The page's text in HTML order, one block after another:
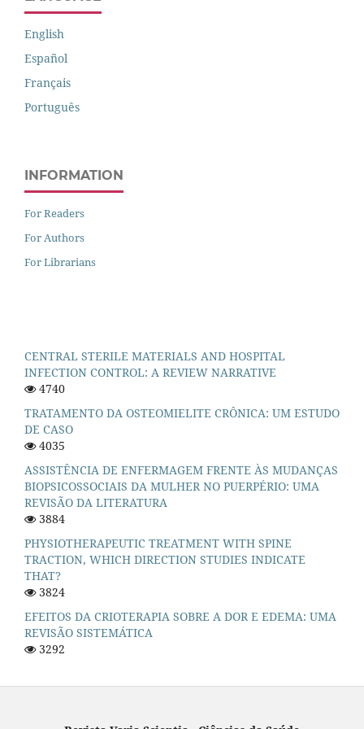
English
Español
Français
Português
INFORMATION
For Readers
For Authors
For Librarians
CENTRAL STERILE MATERIALS AND HOSPITAL
INFECTION CONTROL: A REVIEW NARRATIVE
4740
TRATAMENTO DA OSTEOMIELITE CRÔNICA: UM ESTUDO
DE CASO
4035
ASSISTÊNCIA DE ENFERMAGEM FRENTE ÀS MUDANÇAS
BIOPSICOSSOCIAIS DA MULHER NO PUERPÉRIO: UMA
REVISÃO DA LITERATURA
3884
PHYSIOTHERAPEUTIC TREATMENT WITH SPINE
TRACTION, WHICH DIRECTION STUDIES INDICATE
THAT?
3824
EFEITOS DA CRIOTERAPIA SOBRE A DOR E EDEMA: UMA
REVISÃO SISTEMÁTICA
3292